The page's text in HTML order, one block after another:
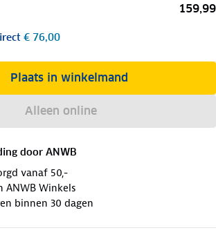
159,99
€ 76,00
Plaats in winkelmand
Alleen online
door ANWB
vanaf 50,-
ANWB Winkels
binnen 30 dagen